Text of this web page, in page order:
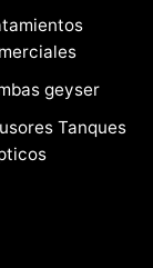
geyser
Tanques